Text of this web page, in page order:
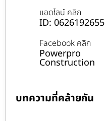
แอดไลน์ คลิก
ID: 0626192655
Facebook คลิก
Powerpro
Construction
บทความที่คล้ายกัน